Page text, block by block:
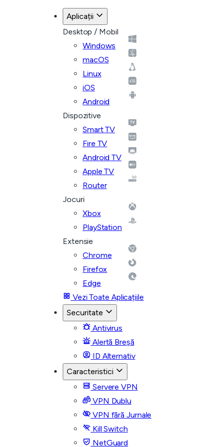
Aplicații
Desktop / Mobil
Windows
macOS
Linux
iOS
Android
Dispozitive
Smart TV
Fire TV
Android TV
Apple TV
Router
Jocuri
Xbox
PlayStation
Extensie
Chrome
Firefox
Edge
Vezi Toate Aplicațiile
Securitate
Antivirus
Alertă Breșă
ID Alternativ
Caracteristici
Servere VPN
VPN Dublu
VPN fără Jurnale
Kill Switch
NetGuard